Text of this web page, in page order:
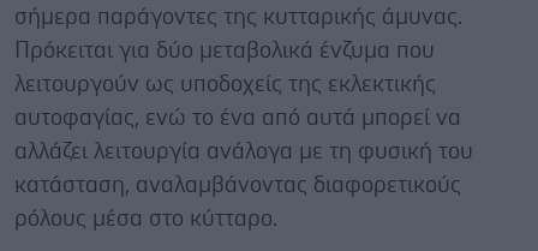
σήμερα παράγοντες της κυτταρικής άμυνας.
Πρόκειται για δύο μεταβολικά ένζυμα που
λειτουργούν ως υποδοχείς της εκλεκτικής
αυτοφαγίας, ενώ το ένα από αυτά μπορεί να
αλλάζει λειτουργία ανάλογα με τη φυσική του
κατάσταση, αναλαμβάνοντας διαφορετικούς
ρόλους μέσα στο κύτταρο.